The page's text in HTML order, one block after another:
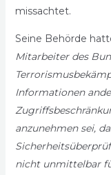
missachtet.
Seine Behörde
Mitarbeiter des
Informationen
anzunehmen sei,
nicht unmittelbar